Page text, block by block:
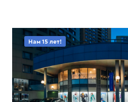
Нам 15 лет!